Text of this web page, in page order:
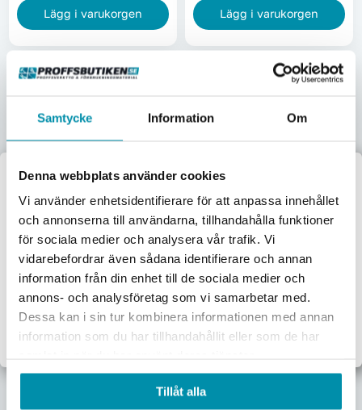
Samtycke Information Om
Denna webbplats använder cookies
Vi använder enhetsidentifierare för att anpassa innehållet
och annonserna till användarna, tillhandahålla funktioner
för sociala medier och analysera vår trafik. Vi
vidarebefordrar även sådana identifierare och annan
information från din enhet till de sociala medier och
annons- och analysföretag som vi samarbetar med.
Dessa kan i sin tur kombinera informationen med annan
information som du har tillhandahållit eller som de har
Tillåt alla
Lägg i varukorgen Lägg i varukorgen
Pvc-Slang Oarmerad
13x17mm 50m
L-262202252
61,50kr
Pris inkl. moms
Skickas omgående
Lägg i varukorgen
Pvc-Slang Oarmerad
14x18mm 50m
L-262202310
63,88kr
Pris inkl. moms
Beställningsvara
Lägg i varukorgen
Välkommen till
Proffsbutiken
Jag handlar som:
Företag
Exkl. moms
Privat
Inkl. moms